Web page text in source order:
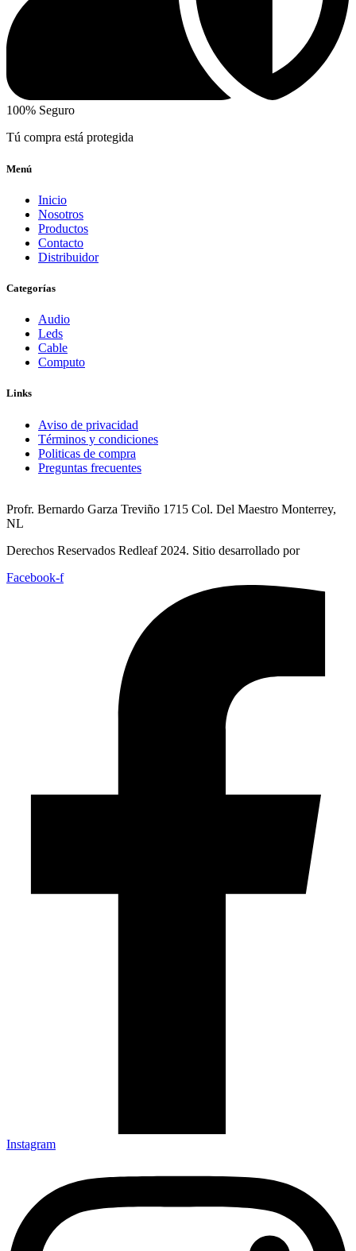
100% Seguro
Tú compra está protegida
Menú
Inicio
Nosotros
Productos
Contacto
Distribuidor
Categorías
Audio
Leds
Cable
Computo
Links
Aviso de privacidad
Términos y condiciones
Politicas de compra
Preguntas frecuentes
Profr. Bernardo Garza Treviño 1715 Col. Del Maestro Monterrey,
NL
Derechos Reservados Redleaf 2024. Sitio desarrollado por
Facebook-f
Instagram